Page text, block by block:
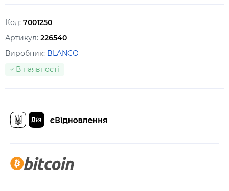
Код: 7001250
Артикул: 226540
Виробник: BLANCO
В наявності